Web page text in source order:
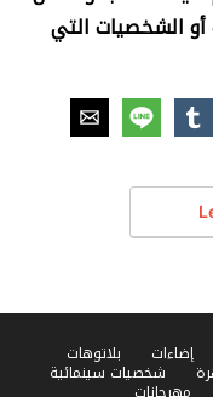
أو الشخصيات التي
إضاءات بلاتوهات
شخصيات سينمائية